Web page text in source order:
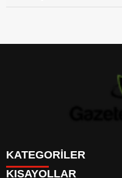
KATEGORİLER
KISAYOLLAR